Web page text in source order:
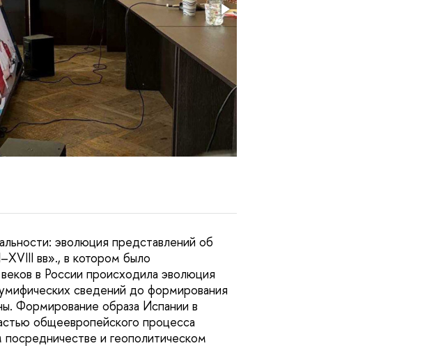
эволюция представлений об
вв»., в котором было
в России происходила эволюция
сведений до формирования
Формирование образа Испании в
общеевропейского процесса
и геополитическом